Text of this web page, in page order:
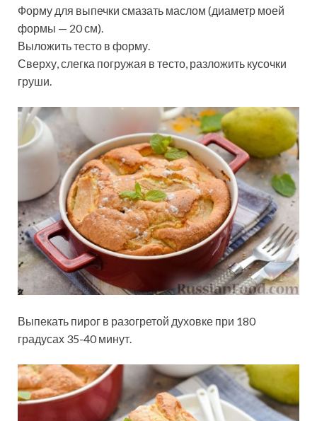
Форму для выпечки смазать маслом (диаметр моей
формы — 20 см).
Выложить тесто в форму.
Сверху, слегка погружая в тесто, разложить кусочки
груши.
Выпекать пирог в разогретой духовке при 180
градусах 35-40 минут.